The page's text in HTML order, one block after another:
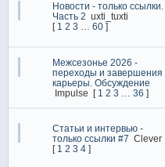
Новости - только ссылки.
Часть 2 uxti_tuxti
[ 1 2 3 60 ]
Межсезонье 2026 -
переходы и завершения
карьеры. Обсуждение
Impulse
[ 1 2 3 36 ]
Статьи и интервью -
только ссылки #7 Clever
[ 1 2 3 4 ]